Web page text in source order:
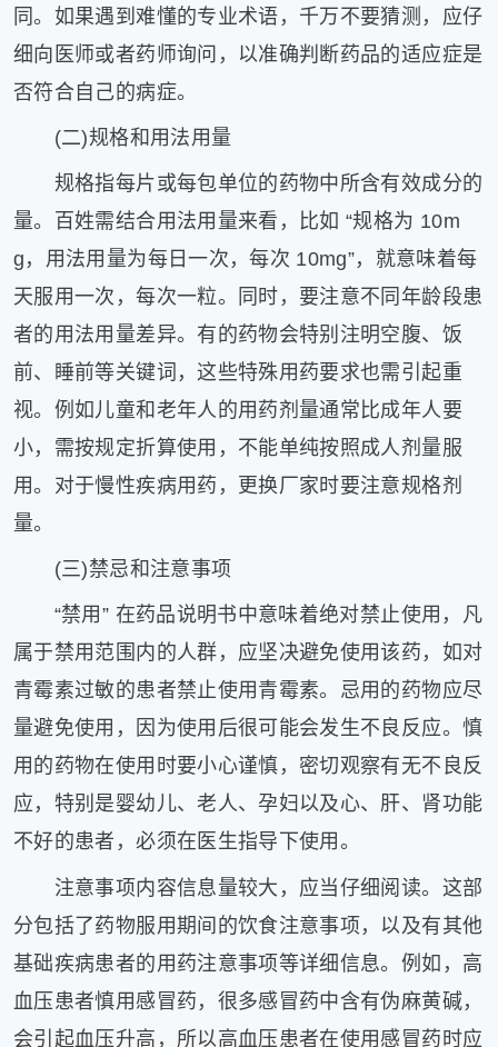
同。如果遇到难懂的专业术语，千万不要猜测，应仔
细向医师或者药师询问，以准确判断药品的适应症是
否符合自己的病症。
(二)规格和用法用量
规格指每片或每包单位的药物中所含有效成分的
量。百姓需结合用法用量来看，比如 “规格为 10m
g，用法用量为每日一次，每次 10mg”，就意味着每
天服用一次，每次一粒。同时，要注意不同年龄段患
者的用法用量差异。有的药物会特别注明空腹、饭
前、睡前等关键词，这些特殊用药要求也需引起重
视。例如儿童和老年人的用药剂量通常比成年人要
小，需按规定折算使用，不能单纯按照成人剂量服
用。对于慢性疾病用药，更换厂家时要注意规格剂
量。
(三)禁忌和注意事项
“禁用” 在药品说明书中意味着绝对禁止使用，凡
属于禁用范围内的人群，应坚决避免使用该药，如对
青霉素过敏的患者禁止使用青霉素。忌用的药物应尽
量避免使用，因为使用后很可能会发生不良反应。慎
用的药物在使用时要小心谨慎，密切观察有无不良反
应，特别是婴幼儿、老人、孕妇以及心、肝、肾功能
不好的患者，必须在医生指导下使用。
注意事项内容信息量较大，应当仔细阅读。这部
分包括了药物服用期间的饮食注意事项，以及有其他
基础疾病患者的用药注意事项等详细信息。例如，高
血压患者慎用感冒药，很多感冒药中含有伪麻黄碱，
会引起血压升高，所以高血压患者在使用感冒药时应